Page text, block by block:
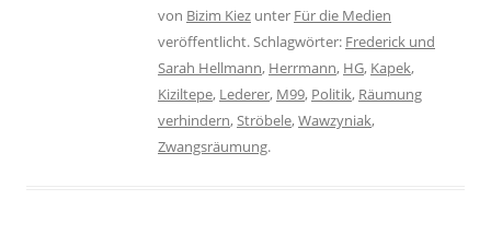
von Bizim Kiez unter Für die Medien
veröffentlicht. Schlagwörter: Frederick und
Sarah Hellmann, Herrmann, HG, Kapek,
Kiziltepe, Lederer, M99, Politik, Räumung
verhindern,Ströbele,Wawzyniak,
Zwangsräumung.